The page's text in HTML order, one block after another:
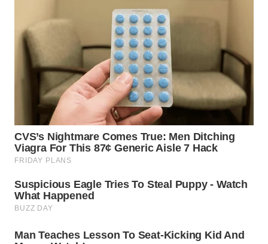
SULSEL
WN
GORONTALO
SULUT
WN
MALUKU
WN
MALUT
DAIRI